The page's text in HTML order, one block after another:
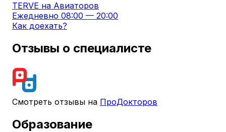
TERVE на Авиаторов
Ежедневно 08:00 — 20:00
Как доехать?
Отзывы о специалисте
Смотреть отзывы на ПроДокторов
Образование